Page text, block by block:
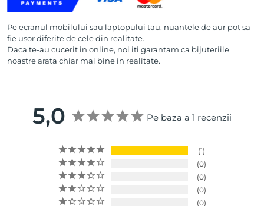
Pe ecranul mobilului sau laptopului tau, nuantele de aur pot sa
fie usor diferite de cele din realitate.
Daca te-au cucerit in online, noi iti garantam ca bijuteriile
noastre arata chiar mai bine in realitate.
5,0 Pe baza a 1 recenzii
1
0
0
0
0